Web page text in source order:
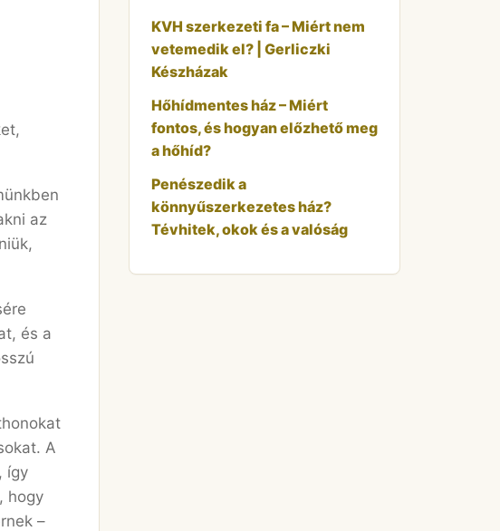
az
és a
A
így
hogy
–
KVH szerkezeti fa – Miért nem
vetemedik el? | Gerliczki
Készházak
Hőhídmentes ház – Miért
fontos, és hogyan előzhető meg
a hőhíd?
Penészedik a
könnyűszerkezetes ház?
Tévhitek, okok és a valóság